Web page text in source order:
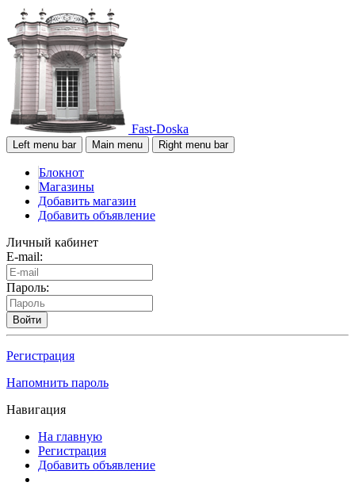
Fast-Doska
Left menu bar Main menu Right menu bar
Блокнот
Магазины
Добавить магазин
Добавить объявление
Личный кабинет
E-mail:
Пароль:
Войти
Регистрация
Напомнить пароль
Навигация
На главную
Регистрация
Добавить объявление